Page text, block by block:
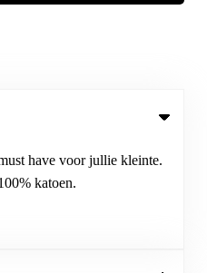
have voor jullie kleinte.
katoen.